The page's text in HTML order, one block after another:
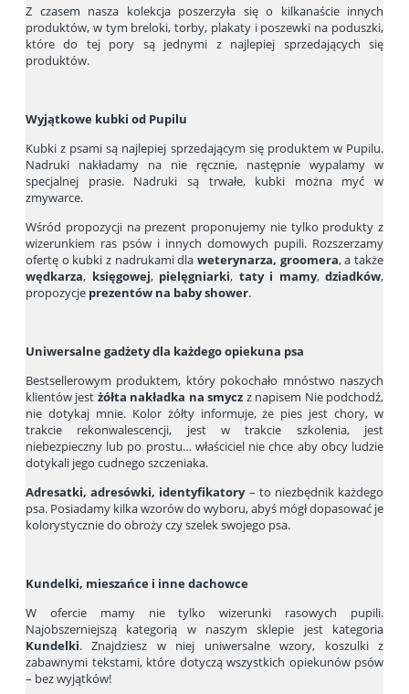
Z czasem nasza kolekcja poszerzyła się o kilkanaście innych
produktów, w tym breloki, torby, plakaty i poszewki na poduszki,
które do tej pory są jednymi z najlepiej sprzedających się
produktów.
Wyjątkowe kubki od Pupilu
Kubki z psami są najlepiej sprzedającym się produktem w Pupilu.
Nadruki nakładamy na nie ręcznie, następnie wypalamy w
specjalnej prasie. Nadruki są trwałe, kubki można myć w
zmywarce.
Wśród propozycji na prezent proponujemy nie tylko produkty z
wizerunkiem ras psów i innych domowych pupili. Rozszerzamy
ofertę o kubki z nadrukami dla weterynarza, groomera, a także
wędkarza, księgowej, pielęgniarki, taty i mamy, dziadków,
propozycje prezentów na baby shower.
Uniwersalne gadżety dla każdego opiekuna psa
Bestsellerowym produktem, który pokochało mnóstwo naszych
klientów jest żółta nakładka na smycz z napisem Nie podchodź,
nie dotykaj mnie. Kolor żółty informuje, że pies jest chory, w
trakcie rekonwalescencji, jest w trakcie szkolenia, jest
niebezpieczny lub po prostu… właściciel nie chce aby obcy ludzie
dotykali jego cudnego szczeniaka.
Adresatki, adresówki, identyfikatory– to niezbędnik każdego
psa. Posiadamy kilka wzorów do wyboru, abyś mógł dopasować je
kolorystycznie do obroży czy szelek swojego psa.
Kundelki, mieszańce i inne dachowce
W ofercie mamy nie tylko wizerunki rasowych pupili.
Najobszerniejszą kategorią w naszym sklepie jest kategoria
Kundelki. Znajdziesz w niej uniwersalne wzory, koszulki z
zabawnymi tekstami, które dotyczą wszystkich opiekunów psów
– bez wyjątków!